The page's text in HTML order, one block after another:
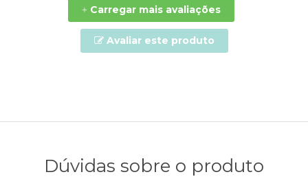
+Carregar mais avaliações
Avaliar este produto
Dúvidas sobre o produto